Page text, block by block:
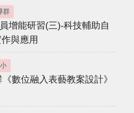
群
增能研習(三)-科技輔助自
與應用
數位融入表藝教案設計》